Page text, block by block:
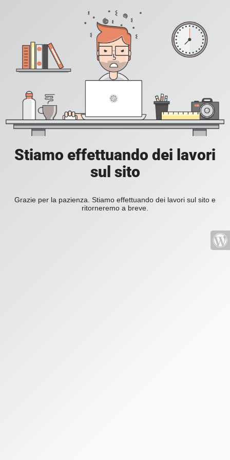
Stiamo effettuando dei lavori
sul sito
Grazie per la pazienza. Stiamo effettuando dei lavori sul sito e
ritorneremo a breve.